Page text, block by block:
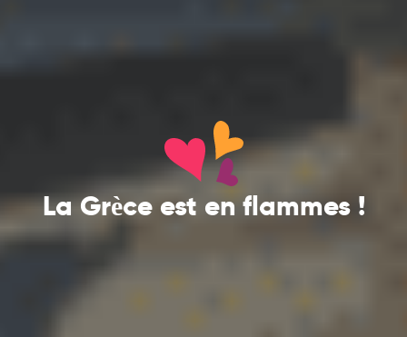
La Grèce est en flammes !